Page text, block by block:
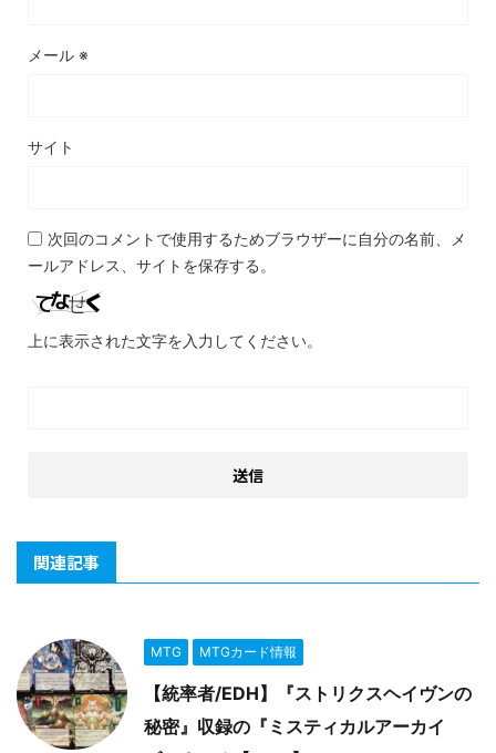
メール ※
サイト
次回のコメントで使用するためブラウザーに自分の名前、メ
ールアドレス、サイトを保存する。
上に表示された文字を入力してください。
関連記事
MTG MTGカード情報
【統率者/EDH】『ストリクスヘイヴンの
秘密』収録の『ミスティカルアーカイ